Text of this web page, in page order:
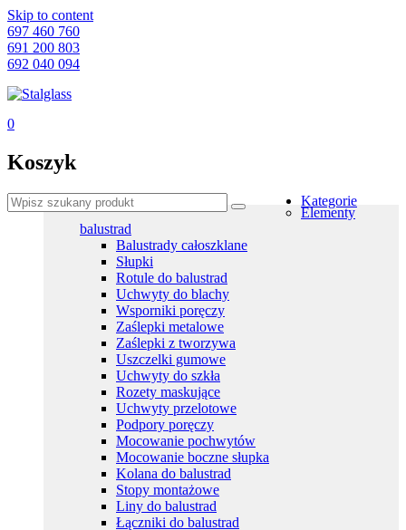
Skip to content
697 460 760
691 200 803
692 040 094
0
Koszyk
Kategorie
Elementy
balustrad
Balustrady całoszklane
Słupki
Rotule do balustrad
Uchwyty do blachy
Wsporniki poręczy
Zaślepki metalowe
Zaślepki z tworzywa
Uszczelki gumowe
Uchwyty do szkła
Rozety maskujące
Uchwyty przelotowe
Podpory poręczy
Mocowanie pochwytów
Mocowanie boczne słupka
Kolana do balustrad
Stopy montażowe
Liny do balustrad
Łączniki do balustrad